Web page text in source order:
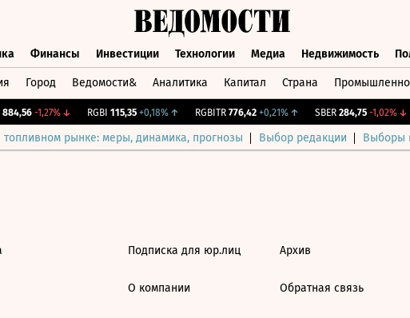
Финансы Инвестиции Технологии Медиа Недвижимость
Город Ведомости& Аналитика Капитал Страна
-1,27%↓ RGBI 115,35 +0,18%↑ RGBITR 776,42 +0,21%↑ SBER 284,75 -1,02%↓
топливном рынке: меры, динамика, прогнозы Выбор редакции Выборы
Подписка для юр.лиц
О компании
Архив
Обратная связь